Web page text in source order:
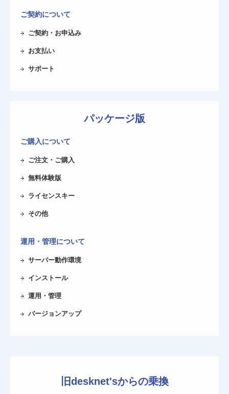
ご契約について
ご契約・お申込み
お支払い
サポート
パッケージ版
ご購入について
ご注文・ご購入
無料体験版
ライセンスキー
その他
運用・管理について
サーバー動作環境
インストール
運用・管理
バージョンアップ
旧desknet'sからの乗換